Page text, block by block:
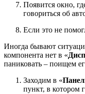
Появится окно,
говориться об
Если это не
Иногда бывают
компонента нет в «
паниковать – поищем
Заходим в «
пункт, в котором